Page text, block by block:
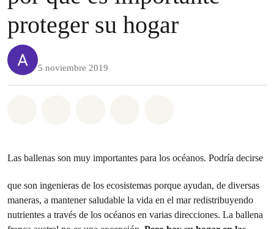
proteger su hogar
5 noviembre 2019
Las ballenas son muy importantes para los océanos. Podría decirse
que son ingenieras de los ecosistemas porque ayudan, de diversas
maneras, a mantener saludable la vida en el mar redistribuyendo
nutrientes a través de los océanos en varias direcciones. La ballena